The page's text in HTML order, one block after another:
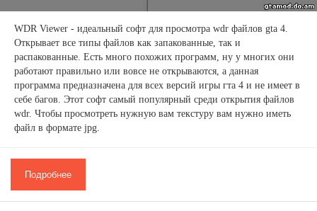
WDR Viewer - идеальный софт для просмотра wdr файлов gta 4.
Открывает все типы файлов как запакованные, так и
распакованные. Есть много похожих программ, ну у многих они
работают правильно или вовсе не открываются, а данная
программа предназначена для всех версий игры гта 4 и не имеет в
себе багов. Этот софт самый популярный среди открытия файлов
wdr. Чтобы просмотреть нужную вам текстуру вам нужно иметь
файл в формате jpg.
Подробнее